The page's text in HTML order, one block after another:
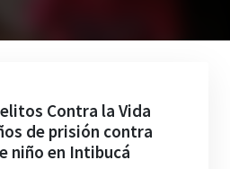
Contra la Vida
de prisión contra
niño en Intibucá